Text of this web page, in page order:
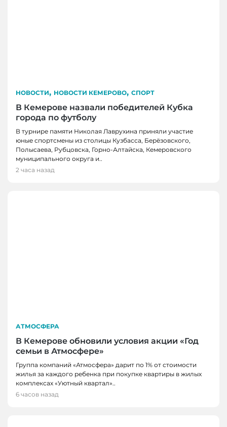
НОВОСТИ, НОВОСТИ КЕМЕРОВО, СПОРТ
В Кемерове назвали победителей Кубка
города по футболу
В турнире памяти Николая Лаврухина приняли участие
юные спортсмены из столицы Кузбасса, Берёзовского,
Полысаева, Рубцовска, Горно-Алтайска, Кемеровского
муниципального округа и..
2 часа назад
АТМОСФЕРА
В Кемерове обновили условия акции «Год
семьи в Атмосфере»
Группа компаний «Атмосфера» дарит по 1% от стоимости
жилья за каждого ребенка при покупке квартиры в жилых
комплексах «Уютный квартал»..
6 часов назад